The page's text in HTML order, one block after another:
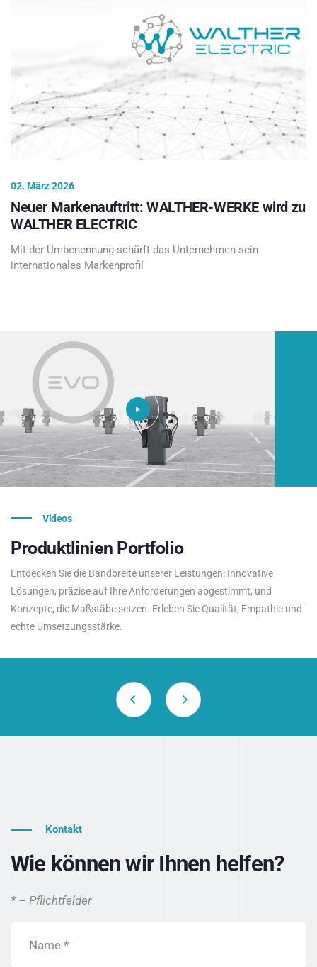
02. März 2026
Neuer Markenauftritt: WALTHER-WERKE wird zu
WALTHER ELECTRIC
Mit der Umbenennung schärft das Unternehmen sein
internationales Markenprofil
Videos
Produktlinien Portfolio
Entdecken Sie die Bandbreite unserer Leistungen: Innovative
Lösungen, präzise auf Ihre Anforderungen abgestimmt, und
Konzepte, die Maßstäbe setzen. Erleben Sie Qualität, Empathie und
echte Umsetzungsstärke.
Kontakt
Wie können wir Ihnen helfen?
* – Pflichtfelder
Name *